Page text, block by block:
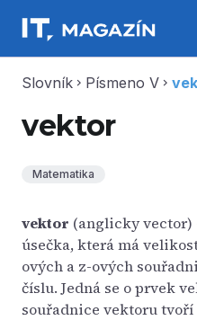
Slovník chevron_right Písmeno V chevron_right
vektor
Matematika
vektor (anglicky vector)
úsečka, která má
ových a z-ových
číslu. Jedná se o prvek
souřadnice vektoru